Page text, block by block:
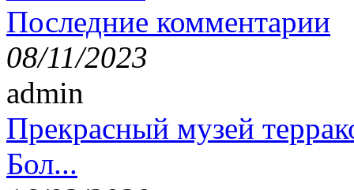
Последние комментарии
08/11/2023
admin
Прекрасный музей
Бол...